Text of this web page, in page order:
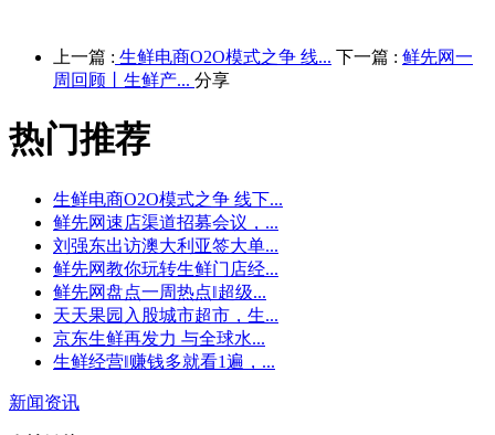
上一篇 : 生鲜电商O2O模式之争 线... 下一篇 : 鲜先网一
周回顾丨生鲜产... 分享
热门推荐
生鲜电商O2O模式之争 线下...
鲜先网速店渠道招募会议，...
刘强东出访澳大利亚签大单...
鲜先网教你玩转生鲜门店经...
鲜先网盘点一周热点‖超级...
天天果园入股城市超市，生...
京东生鲜再发力 与全球水...
生鲜经营‖赚钱多就看1遍，...
新闻资讯